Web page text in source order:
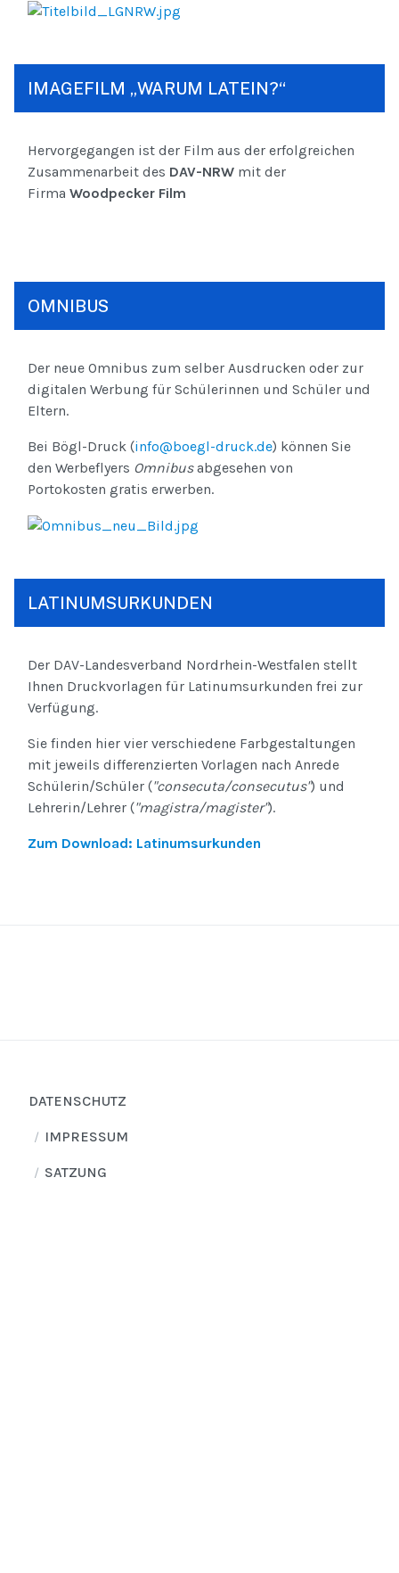
IMAGEFILM „WARUM LATEIN?“
Hervorgegangen ist der Film aus der erfolgreichen
Zusammenarbeit des DAV-NRW mit der
Firma Woodpecker Film
OMNIBUS
Der neue Omnibus zum selber Ausdrucken oder zur
digitalen Werbung für Schülerinnen und Schüler und
Eltern.
Bei Bögl-Druck (info@boegl-druck.de) können Sie
den Werbeflyers Omnibusabgesehen von
Portokosten gratis erwerben.
LATINUMSURKUNDEN
Der DAV-Landesverband Nordrhein-Westfalen stellt
Ihnen Druckvorlagen für Latinumsurkunden frei zur
Verfügung.
Sie finden hier vier verschiedene Farbgestaltungen
mit jeweils differenzierten Vorlagen nach Anrede
Schülerin/Schüler ("consecuta/consecutus") und
Lehrerin/Lehrer ("magistra/magister").
Zum Download: Latinumsurkunden
DATENSCHUTZ
IMPRESSUM
SATZUNG